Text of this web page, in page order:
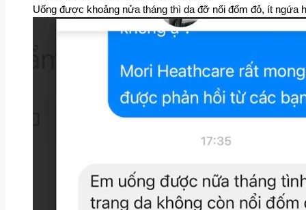
Uống được khoảng nửa tháng thì da đỡ nổi đốm đỏ, ít ngứa